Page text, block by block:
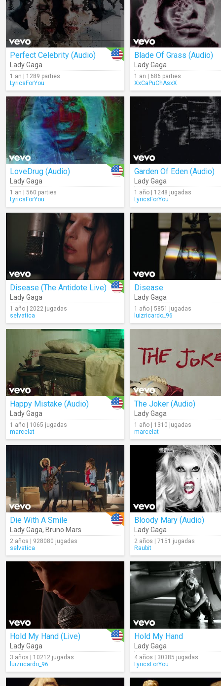
Perfect Celebrity (Audio)
Lady Gaga
1 an | 1289 parties
LyricsForYou
Blade Of Grass (Audio)
Lady Gaga
1 an | 686 parties
XxCaPuChAsxX
LoveDrug (Audio)
Lady Gaga
1 an | 560 parties
LyricsForYou
Garden Of Eden (Audio)
Lady Gaga
1 año | 1248 jugadas
LyricsForYou
Disease (The Antidote Live)
Lady Gaga
1 año | 2022 jugadas
selvatica
Disease
Lady Gaga
1 año | 5851 jugadas
luizricardo_96
Happy Mistake (Audio)
Lady Gaga
1 año | 1065 jugadas
marcelat
The Joker (Audio)
Lady Gaga
1 año | 1310 jugadas
marcelat
Die With A Smile
Lady Gaga, Bruno Mars
2 años | 928080 jugadas
selvatica
Bloody Mary (Audio)
Lady Gaga
2 años | 7151 jugadas
Raubit
Hold My Hand (Live)
Lady Gaga
3 años | 10212 jugadas
luizricardo_96
Hold My Hand
Lady Gaga
4 años | 30385 jugadas
LyricsForYou